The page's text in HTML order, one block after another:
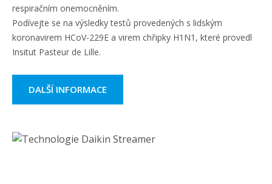
respiračním onemocněním.
Podívejte se na výsledky testů provedených s lidským
koronavirem HCoV-229E a virem chřipky H1N1, které provedl
Insitut Pasteur de Lille.
DALŠÍ INFORMACE